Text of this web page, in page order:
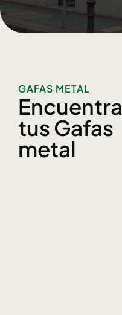
GAFAS METAL
Encuentra
tus Gafas
metal